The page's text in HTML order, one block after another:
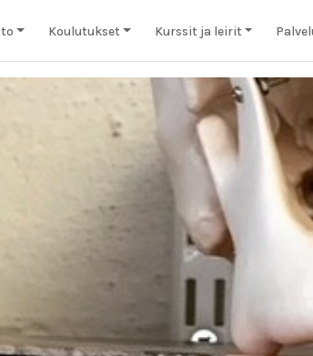
Koulutukset Kurssit ja leirit